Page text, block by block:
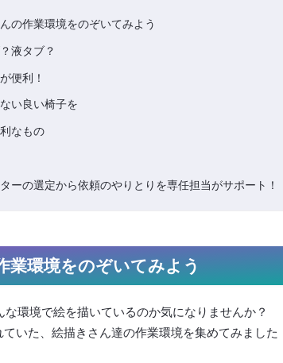
の作業環境をのぞいてみよう
液タブ？
便利！
い良い椅子を
なもの
ーの選定から依頼のやりとりを専任担当がサポート！
業環境をのぞいてみよう
環境で絵を描いているのか気になりませんか？
いた、絵描きさん達の作業環境を集めてみました